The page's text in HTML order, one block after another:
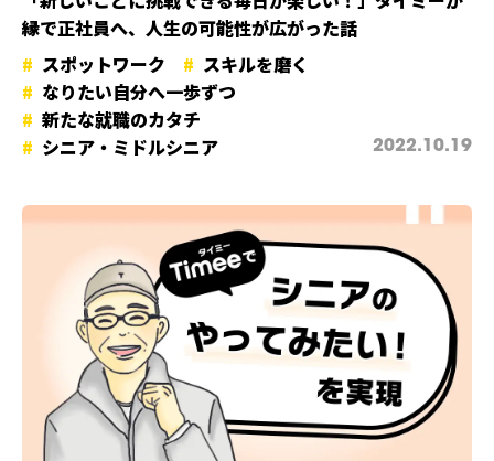
縁で正社員へ、人生の可能性が広がった話
スポットワーク
スキルを磨く
なりたい自分へ一歩ずつ
新たな就職のカタチ
シニア・ミドルシニア
2022.10.19